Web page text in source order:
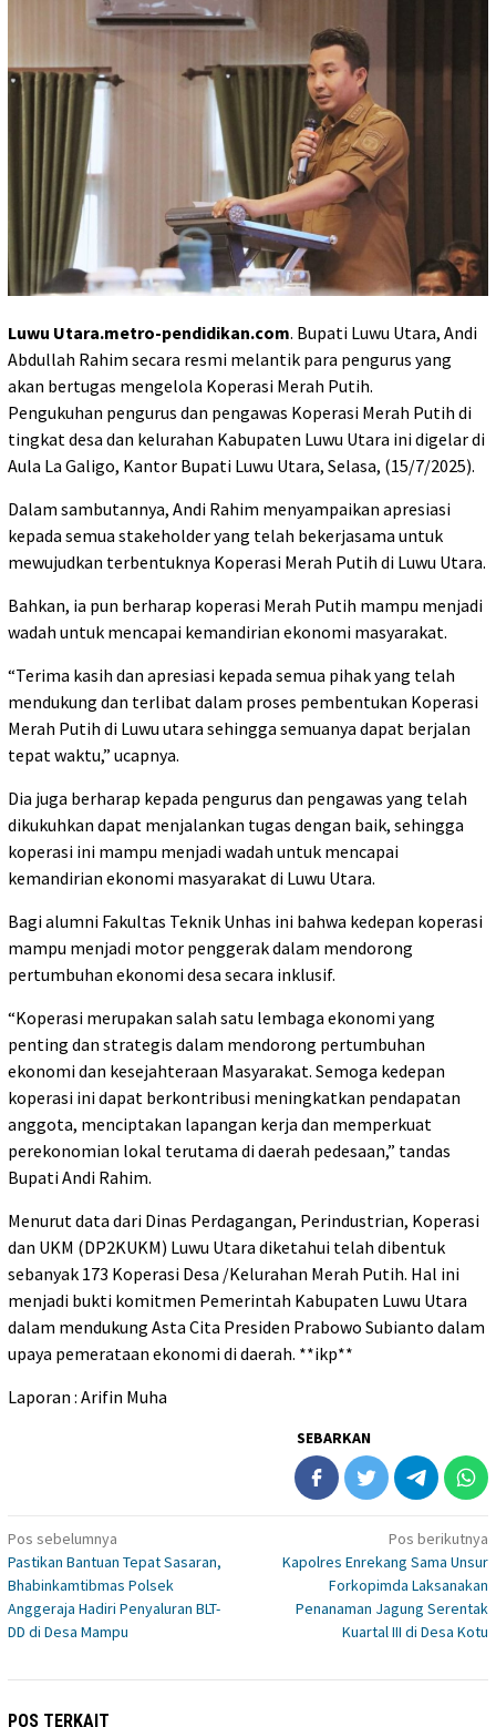
Luwu Utara.metro-pendidikan.com. Bupati Luwu Utara, Andi
Abdullah Rahim secara resmi melantik para pengurus yang
akan bertugas mengelola Koperasi Merah Putih.
Pengukuhan pengurus dan pengawas Koperasi Merah Putih di
tingkat desa dan kelurahan Kabupaten Luwu Utara ini digelar di
Aula La Galigo, Kantor Bupati Luwu Utara, Selasa, (15/7/2025).
Dalam sambutannya, Andi Rahim menyampaikan apresiasi
kepada semua stakeholder yang telah bekerjasama untuk
mewujudkan terbentuknya Koperasi Merah Putih di Luwu Utara.
Bahkan, ia pun berharap koperasi Merah Putih mampu menjadi
wadah untuk mencapai kemandirian ekonomi masyarakat.
“Terima kasih dan apresiasi kepada semua pihak yang telah
mendukung dan terlibat dalam proses pembentukan Koperasi
Merah Putih di Luwu utara sehingga semuanya dapat berjalan
tepat waktu,” ucapnya.
Dia juga berharap kepada pengurus dan pengawas yang telah
dikukuhkan dapat menjalankan tugas dengan baik, sehingga
koperasi ini mampu menjadi wadah untuk mencapai
kemandirian ekonomi masyarakat di Luwu Utara.
Bagi alumni Fakultas Teknik Unhas ini bahwa kedepan koperasi
mampu menjadi motor penggerak dalam mendorong
pertumbuhan ekonomi desa secara inklusif.
“Koperasi merupakan salah satu lembaga ekonomi yang
penting dan strategis dalam mendorong pertumbuhan
ekonomi dan kesejahteraan Masyarakat. Semoga kedepan
koperasi ini dapat berkontribusi meningkatkan pendapatan
anggota, menciptakan lapangan kerja dan memperkuat
perekonomian lokal terutama di daerah pedesaan,” tandas
Bupati Andi Rahim.
Menurut data dari Dinas Perdagangan, Perindustrian, Koperasi
dan UKM (DP2KUKM) Luwu Utara diketahui telah dibentuk
sebanyak 173 Koperasi Desa /Kelurahan Merah Putih. Hal ini
menjadi bukti komitmen Pemerintah Kabupaten Luwu Utara
dalam mendukung Asta Cita Presiden Prabowo Subianto dalam
upaya pemerataan ekonomi di daerah. **ikp**
Laporan : Arifin Muha
SEBARKAN
Navigasi
pos
Pos sebelumnya
Pastikan Bantuan Tepat Sasaran,
Bhabinkamtibmas Polsek
Anggeraja Hadiri Penyaluran BLT-
DD di Desa Mampu
Pos berikutnya
Kapolres Enrekang Sama Unsur
Forkopimda Laksanakan
Penanaman Jagung Serentak
Kuartal III di Desa Kotu
POS TERKAIT